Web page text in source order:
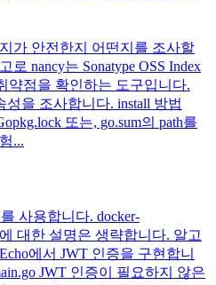
가 안전한지 어떤지를 조사할
nancy는 Sonatype OSS Index
약점을 확인하는 도구입니다.
성을 조사합니다. install 방법
또는, go.sum의 path를
...
사용합니다. docker-
에 대한 설명은 생략합니다. 알고
에서 JWT 인증을 구현합니
JWT 인증이 필요하지 않은